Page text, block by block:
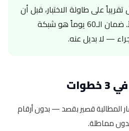
على طاولة الاختبار، قبل أن
تُعلَّب أي وحدة أصلاً. ضمان الـ60 يوماً هو شبكة
— لا بديل عنه.
قصير بقصد — بدون أرقام
مماطلة.